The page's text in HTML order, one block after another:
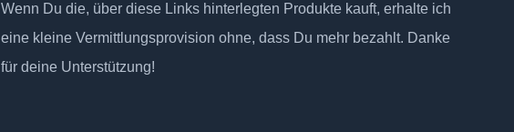
Wenn Du die, über diese Links hinterlegten Produkte kauft, erhalte ich
eine kleine Vermittlungsprovision ohne, dass Du mehr bezahlt. Danke
für deine Unterstützung!